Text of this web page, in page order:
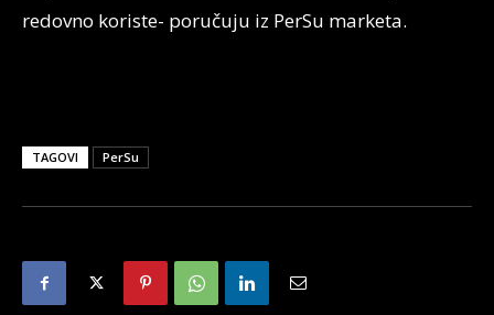
redovno koriste- poručuju iz PerSu marketa.
TAGOVI PerSu